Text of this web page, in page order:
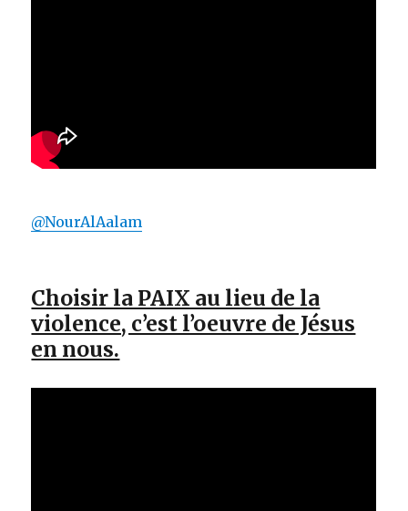
@NourAlAalam
Choisir la PAIX au lieu de la
violence, c’est l’oeuvre de Jésus
en nous.